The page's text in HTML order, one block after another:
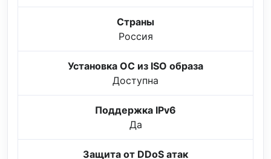
Страны
Россия
Установка ОС из ISO образа
Доступна
Поддержка IPv6
Да
Защита от DDoS атак